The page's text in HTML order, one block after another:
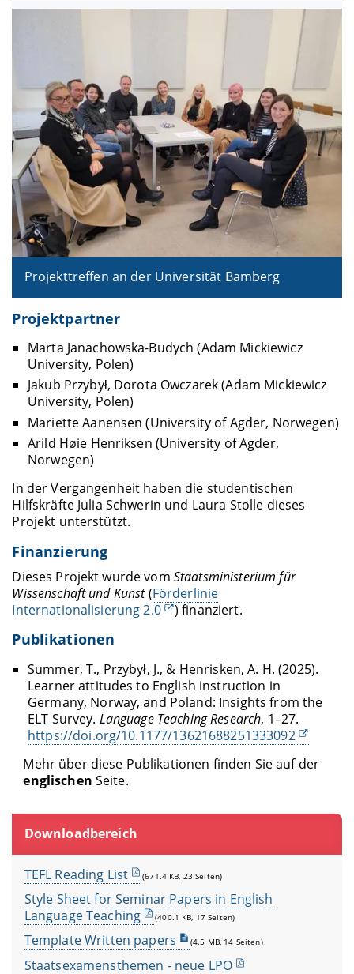
Projekttreffen an der Universität Bamberg
Projektpartner
Marta Janachowska-Budych (Adam Mickiewicz
University, Polen)
Jakub Przybył, Dorota Owczarek (Adam Mickiewicz
University, Polen)
Mariette Aanensen (University of Agder, Norwegen)
Arild Høie Henriksen (University of Agder,
Norwegen)
In der Vergangenheit haben die studentischen
Hilfskräfte Julia Schwerin und Laura Stolle dieses
Projekt unterstützt.
Finanzierung
Dieses Projekt wurde vom Staatsministerium für
Wissenschaft und Kunst(Förderlinie
Internationalisierung 2.0
) finanziert.
Publikationen
Summer, T., Przybył, J., & Henrisken, A. H. (2025).
Learner attitudes to English instruction in
Germany, Norway, and Poland: Insights from the
ELT Survey. Language Teaching Research, 1–27.
https://doi.org/10.1177/13621688251333092
Mehr über diese Publikationen finden Sie auf der
englischen Seite.
Downloadbereich
TEFL Reading List (671.4 KB, 23 Seiten)
Style Sheet for Seminar Papers in English
Language Teaching
(400.1 KB, 17 Seiten)
Template Written papers (4.5 MB, 14 Seiten)
Staatsexamensthemen - neue LPO